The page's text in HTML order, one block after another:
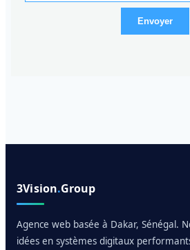
Envoyer
3Vision.Group
Agence web basée à Dakar, Sénégal.
idées en systèmes digitaux